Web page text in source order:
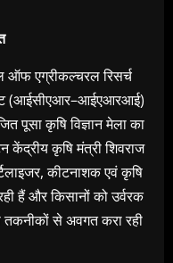
ऑफ एग्रीकल्चरल रिसर्च
(आईसीएआर–आईएआरआई)
पूसा कृषि विज्ञान मेला का
कृषि मंत्री शिवराज
कीटनाशक एवं कृषि
हैं और किसानों को उर्वरक
से अवगत करा रही